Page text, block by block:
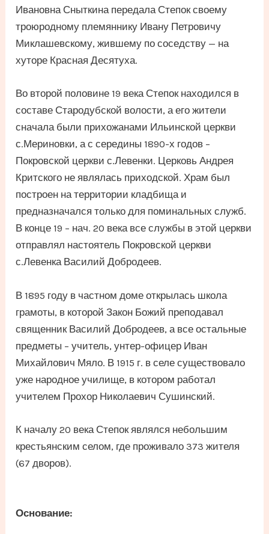
Ивановна Сныткина передала Степок своему
троюродному племяннику Ивану Петровичу
Миклашевскому, жившему по соседству — на
хуторе Красная Десятуха.
Во второй половине 19 века Степок находился в
составе Стародубской волости, а его жители
сначала были прихожанами Ильинской церкви
с.Мериновки, а с середины 1890-х годов –
Покровской церкви с.Левенки. Церковь Андрея
Критского не являлась приходской. Храм был
построен на территории кладбища и
предназначался только для поминальных служб.
В конце 19 – нач. 20 века все службы в этой церкви
отправлял настоятель Покровской церкви
с.Левенка Василий Добродеев.
В 1895 году в частном доме открылась школа
грамоты, в которой Закон Божий преподавал
священник Василий Добродеев, а все остальные
предметы – учитель, унтер-офицер Иван
Михайлович Мяло. В 1915 г. в селе существовало
уже народное училище, в котором работал
учителем Прохор Николаевич Сушинский.
К началу 20 века Степок являлся небольшим
крестьянским селом, где проживало 373 жителя
(67 дворов).
Основание: